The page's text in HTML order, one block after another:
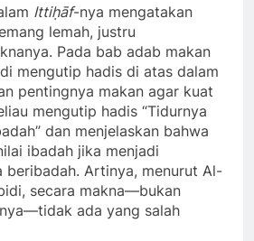
Ittiḥāf-nya mengatakan
lemah, justru
Pada bab adab makan
mengutip hadis di atas dalam
pentingnya makan agar kuat
mengutip hadis “Tidurnya
dan menjelaskan bahwa
ibadah jika menjadi
beribadah. Artinya, menurut Al-
secara makna—bukan
ada yang salah